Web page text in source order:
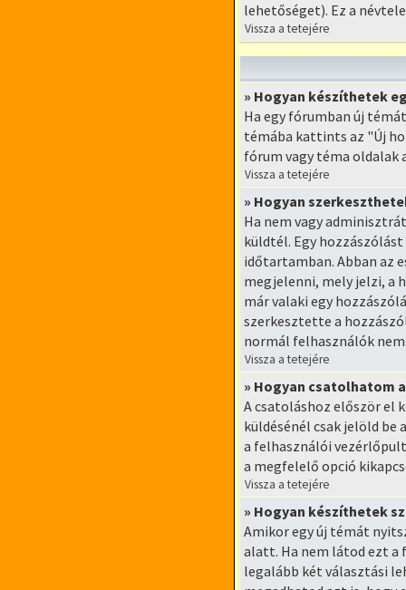
lehetőséget). Ez a
Vissza a tetejére
» Hogyan készíthetek
Ha egy fórumban új
témába kattints az "Új
fórum vagy téma
Vissza a tetejére
» Hogyan
Ha nem vagy
küldtél. Egy
időtartamban. Abban az
megjelenni, mely jelzi, a
már valaki egy
szerkesztette a
normál felhasználók
Vissza a tetejére
» Hogyan csatolhatom
A csatoláshoz először el
küldésénél csak jelöld be
a felhasználói
a megfelelő opció
Vissza a tetejére
» Hogyan készíthetek
Amikor egy új témát
alatt. Ha nem látod ezt a
legalább két választási